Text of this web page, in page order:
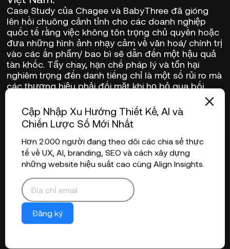
Case Study của Chagee và BabyThree đã gióng
lên hồi chuông cảnh tỉnh cho các doanh nghiệp
quốc tế rằng việc không tôn trọng chủ quyền hoặc
đưa những hình ảnh nhạy cảm về văn hoá/ chính trị
vào các ấn phẩm/ bao bì sẽ dẫn đến một hậu quả
tàn khốc. Tẩy chay, hạn chế pháp lý và tổn hại
nghiêm trọng đến danh tiếng chỉ là một số rủi ro mà
các thương hiệu phải đối mặt khi họ bỏ qua bối
Trước khi bước chân vào một thị trường mới như
Việt Nam thì việc tìm hiểu, nghiên cứu và thích ứng
với nền văn hoá, chính trị là điều hết sức quan
trọng. Dưới đây là một số lưu ý nhỏ để tham khảo:
1. Hiểu Sâu Sắc Bối Cảnh Văn Hóa và Chính Trị
Của Thị Trường
Một trong những sai lầm lớn nhất mà các công ty
mắc phải khi thâm nhập thị trường mới là
nghiên cứu đầy đủ
. Việt Nam có tinh thần tự hào
dân tộc rất mạnh mẽ, và các vấn đề lãnh thổ—đặc
biệt là liên quan đến Biển Đông—là những chủ đề
Cập Nhập Xu Hướng Thiết Kế, AI và
Chiến Lược Số Mới Nhất
Hơn 2.000 người đang theo dõi các chia sẻ thực
tế về UX, AI, branding, SEO và cách xây dựng
những website hiệu suất cao cùng Align Insights.
Đăng ký